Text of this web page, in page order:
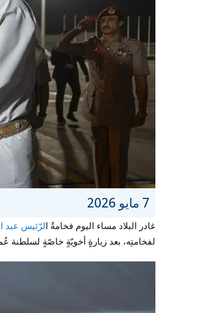
7 مايو 2026
غادر البلاد مساء اليوم فخامةُ الرّئيس عبد
لفخامتِه، بعد زيارةٍ أخويّةٍ خاصّةٍ لسلطنة